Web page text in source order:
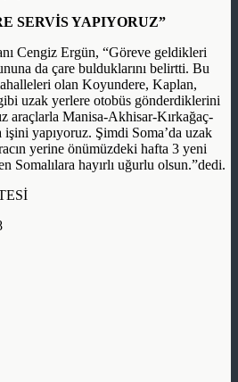
SERVİS YAPIYORUZ”
Cengiz Ergün, “Göreve geldikleri
da çare bulduklarını belirtti. Bu
olan Koyundere, Kaplan,
uzak yerlere otobüs gönderdiklerini
araçlarla Manisa-Akhisar-Kırkağaç-
işini yapıyoruz. Şimdi Soma’da uzak
yerine önümüzdeki hafta 3 yeni
Somalılara hayırlı uğurlu olsun.”dedi.